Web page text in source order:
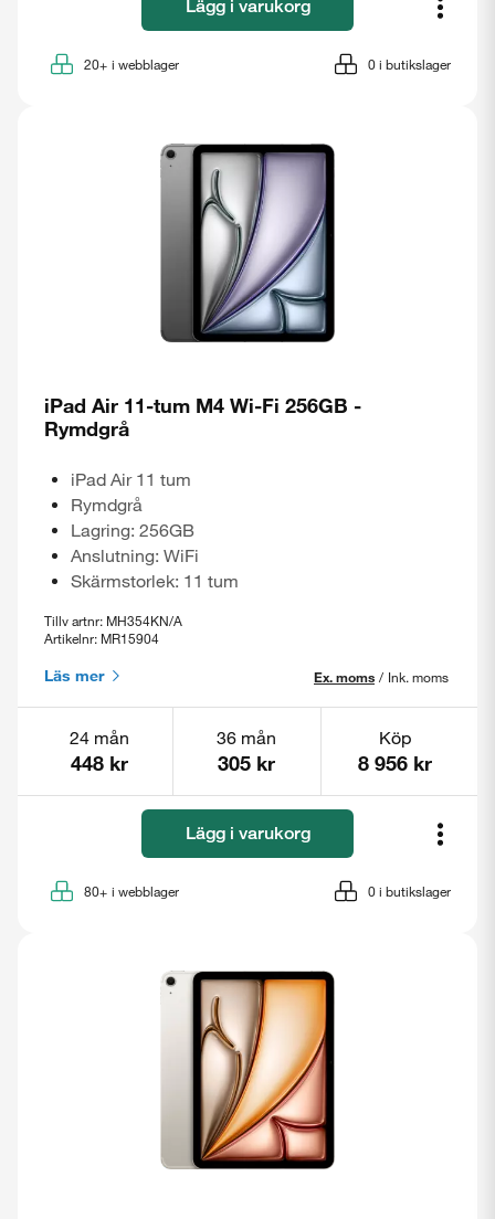
Lägg i varukorg
20+ i webblager 0 i butikslager
iPad Air 11-tum M4 Wi-Fi 256GB -
Rymdgrå
iPad Air 11 tum
Rymdgrå
Lagring: 256GB
Anslutning: WiFi
Skärmstorlek: 11 tum
Tillv artnr: MH354KN/A
Artikelnr: MR15904
Läs mer Ex. moms / Ink. moms
24 mån
448 kr
36 mån
305 kr
Köp
8 956 kr
Lägg i varukorg
80+ i webblager 0 i butikslager